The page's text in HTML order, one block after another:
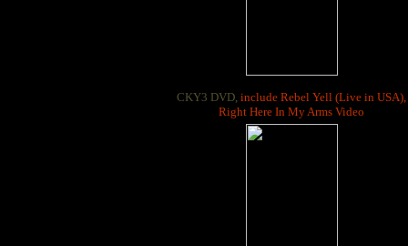
CKY3 DVD, include Rebel Yell (Live in USA),
Right Here In My Arms Video